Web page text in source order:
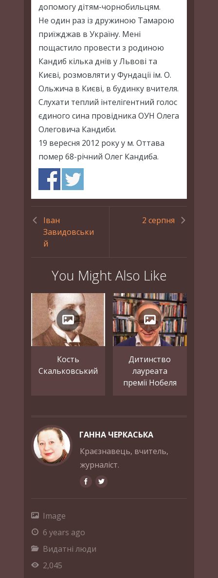
допомогу дітям-чорнобильцям.
Не один раз із дружиною Тамарою
приїжджав в Україну. Мені
пощастило провести з родиною
Кандиб кілька днів у Львові та
Києві, розмовляти у Фундації ім. О.
Ольжича в Києві, в будинку вчителя.
Слухати теплий інтелігентний голос
єдиного сина провідника ОУН Олега
Олеговича Кандиби.
19 вересня 2012 року у м. Оттава
помер 68-річний Олег Кандиба.
Іван
Завидовськи
й
2 серпня
You Might Also Like
Кость
Скальковський
Дитинство
лауреата
премії Нобеля
ГАННА ЧЕРКАСЬКА
Краєзнавець, вчитель,
журналіст.
Image
6 years ago
Видатні люди
2,045